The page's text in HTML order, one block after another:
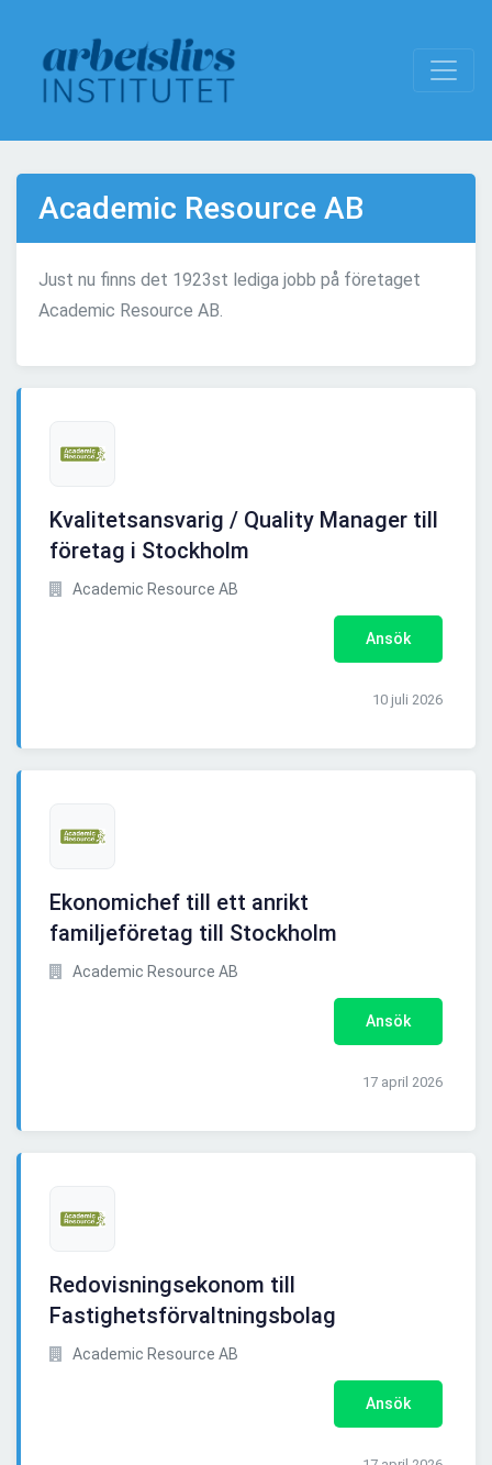
Academic Resource AB
Just nu finns det 1923st lediga jobb på företaget
Academic Resource AB.
Kvalitetsansvarig / Quality Manager till
företag i Stockholm
Academic Resource AB
Ansök
10 juli 2026
Ekonomichef till ett anrikt
familjeföretag till Stockholm
Academic Resource AB
Ansök
17 april 2026
Redovisningsekonom till
Fastighetsförvaltningsbolag
Academic Resource AB
Ansök